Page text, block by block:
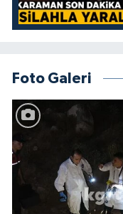
Foto Galeri